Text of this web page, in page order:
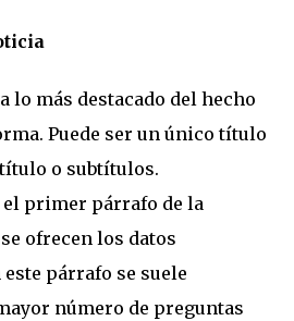
lo más destacado del hecho
Puede ser un único título
o subtítulos.
el primer párrafo de la
ofrecen los datos
este párrafo se suele
número de preguntas